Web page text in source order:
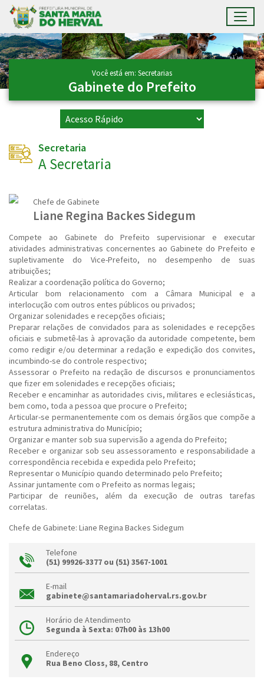
Ir para conteúdo principal
Conteúdo Principal
Você está em: Secretarias
Gabinete do Prefeito
Secretaria
A Secretaria
Chefe de Gabinete
Liane Regina Backes Sidegum
Compete ao Gabinete do Prefeito supervisionar e executar
atividades administrativas concernentes ao Gabinete do Prefeito e
supletivamente do Vice-Prefeito, no desempenho de suas
atribuições;
Realizar a coordenação política do Governo;
Articular bom relacionamento com a Câmara Municipal e a
interlocução com outros entes públicos ou privados;
Organizar solenidades e recepções oficiais;
Preparar relações de convidados para as solenidades e recepções
oficiais e submetê-las à aprovação da autoridade competente, bem
como redigir e/ou determinar a redação e expedição dos convites,
incumbindo-se do controle respectivo;
Assessorar o Prefeito na redação de discursos e pronunciamentos
que fizer em solenidades e recepções oficiais;
Receber e encaminhar as autoridades civis, militares e eclesiásticas,
bem como, toda a pessoa que procure o Prefeito;
Articular-se permanentemente com os demais órgãos que compõe a
estrutura administrativa do Município;
Organizar e manter sob sua supervisão a agenda do Prefeito;
Receber e organizar sob seu assessoramento e responsabilidade a
correspondência recebida e expedida pelo Prefeito;
Representar o Município quando determinado pelo Prefeito;
Assinar juntamente com o Prefeito as normas legais;
Participar de reuniões, além da execução de outras tarefas
correlatas.
Chefe de Gabinete: Liane Regina Backes Sidegum
Telefone
(51) 99926-3377 ou (51) 3567-1001
E-mail
gabinete@santamariadoherval.rs.gov.br
Horário de Atendimento
Segunda à Sexta: 07h00 às 13h00
Endereço
Rua Beno Closs, 88, Centro